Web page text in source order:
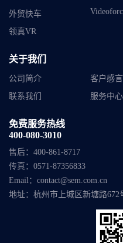
外贸快车
领真VR
关于我们
公司简介 客户感言
联系我们
服务中心
免费服务热线
400-080-3010
售后： 400-861-8717
传真： 0571-87356833
Email： contact@sem.com.cn
地址： 杭州市上城区新塘路